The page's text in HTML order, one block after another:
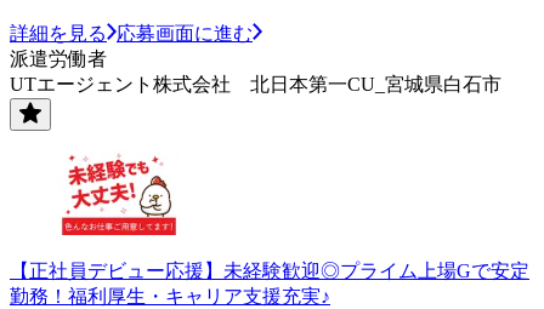
詳細を見る
応募画面に進む
派遣労働者
UTエージェント株式会社 北日本第一CU_宮城県白石市
【正社員デビュー応援】未経験歓迎◎プライム上場Gで安定
勤務！福利厚生・キャリア支援充実♪